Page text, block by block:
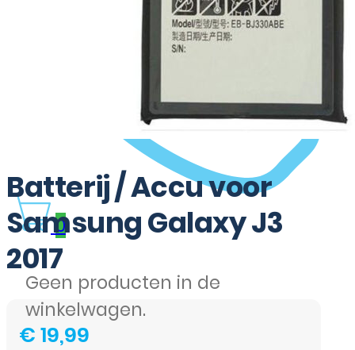
0
Geen producten in de
winkelwagen.
Batterij / Accu voor
Samsung Galaxy J3
2017
€19,99